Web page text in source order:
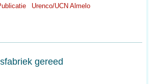
Urenco/UCN Almelo
gereed